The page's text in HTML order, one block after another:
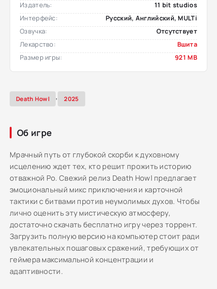
Издатель:
11 bit studios
Интерфейс:
Русский, Английский, MULTi
Озвучка:
Отсутствует
Лекарство:
Вшита
Размер игры:
921 MB
Death Howl , 2025
Об игре
Мрачный путь от глубокой скорби к духовному
исцелению ждет тех, кто решит прожить историю
отважной Ро. Свежий релиз Death Howl предлагает
эмоциональный микс приключения и карточной
тактики с битвами против неумолимых духов. Чтобы
лично оценить эту мистическую атмосферу,
достаточно скачать бесплатно игру через торрент.
Загрузить полную версию на компьютер стоит ради
увлекательных пошаговых сражений, требующих от
геймера максимальной концентрации и
адаптивности.